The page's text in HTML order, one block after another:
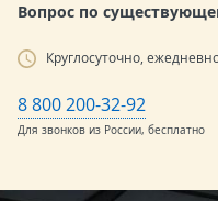
Вопрос по
Круглосуточно,
8 800 200-32-92
Для звонков из России, бесплатно